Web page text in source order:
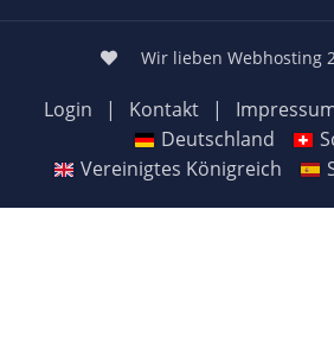
Wir lieben Webhosting
Login | Kontakt |
Deutschland
Vereinigtes Königreich